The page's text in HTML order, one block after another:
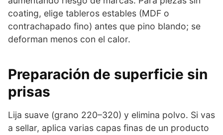
coating, elige tableros estables (MDF o
contrachapado fino) antes que pino blando; se
deforman menos con el calor.
Preparación de superficie sin
prisas
Lija suave (grano 220–320) y elimina polvo. Si vas
a sellar, aplica varias capas finas de un producto